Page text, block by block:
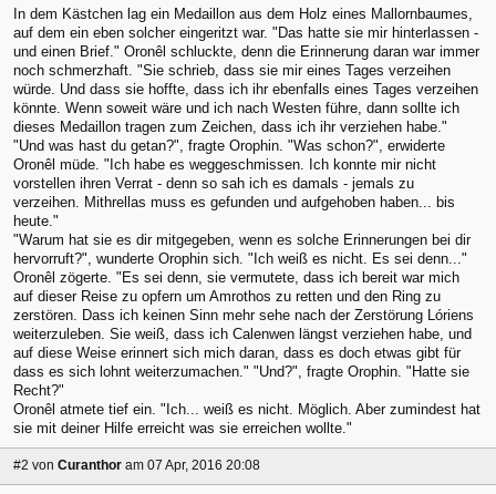
In dem Kästchen lag ein Medaillon aus dem Holz eines Mallornbaumes,
auf dem ein eben solcher eingeritzt war. "Das hatte sie mir hinterlassen -
und einen Brief." Oronêl schluckte, denn die Erinnerung daran war immer
noch schmerzhaft. "Sie schrieb, dass sie mir eines Tages verzeihen
würde. Und dass sie hoffte, dass ich ihr ebenfalls eines Tages verzeihen
könnte. Wenn soweit wäre und ich nach Westen führe, dann sollte ich
dieses Medaillon tragen zum Zeichen, dass ich ihr verziehen habe."
"Und was hast du getan?", fragte Orophin. "Was schon?", erwiderte
Oronêl müde. "Ich habe es weggeschmissen. Ich konnte mir nicht
vorstellen ihren Verrat - denn so sah ich es damals - jemals zu
verzeihen. Mithrellas muss es gefunden und aufgehoben haben... bis
heute."
"Warum hat sie es dir mitgegeben, wenn es solche Erinnerungen bei dir
hervorruft?", wunderte Orophin sich. "Ich weiß es nicht. Es sei denn..."
Oronêl zögerte. "Es sei denn, sie vermutete, dass ich bereit war mich
auf dieser Reise zu opfern um Amrothos zu retten und den Ring zu
zerstören. Dass ich keinen Sinn mehr sehe nach der Zerstörung Lóriens
weiterzuleben. Sie weiß, dass ich Calenwen längst verziehen habe, und
auf diese Weise erinnert sich mich daran, dass es doch etwas gibt für
dass es sich lohnt weiterzumachen." "Und?", fragte Orophin. "Hatte sie
Recht?"
Oronêl atmete tief ein. "Ich... weiß es nicht. Möglich. Aber zumindest hat
sie mit deiner Hilfe erreicht was sie erreichen wollte."
#2 von Curanthor am 07 Apr, 2016 20:08